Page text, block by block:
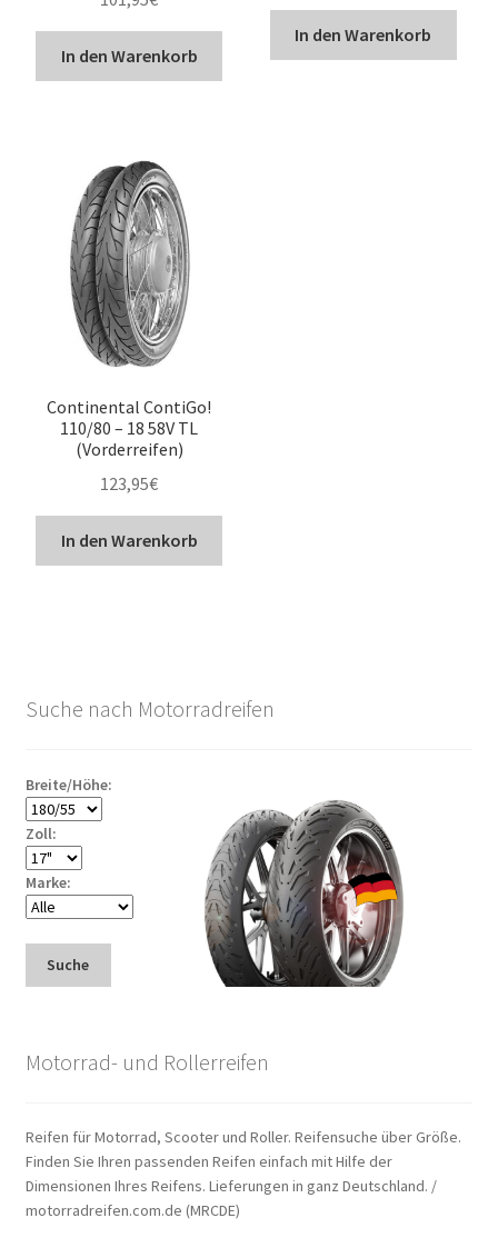
In den Warenkorb
In den Warenkorb
Continental ContiGo!
110/80 – 18 58V TL
(Vorderreifen)
123,95€
In den Warenkorb
Suche nach Motorradreifen
Breite/Höhe:
Zoll:
Marke:
Suche
Motorrad- und Rollerreifen
Reifen für Motorrad, Scooter und Roller. Reifensuche über Größe.
Finden Sie Ihren passenden Reifen einfach mit Hilfe der
Dimensionen Ihres Reifens. Lieferungen in ganz Deutschland. /
motorradreifen.com.de (MRCDE)